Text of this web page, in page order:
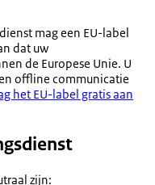
mag een EU-label
dat uw
de Europese Unie. U
offline communicatie
het EU-label gratis aan
zijn: